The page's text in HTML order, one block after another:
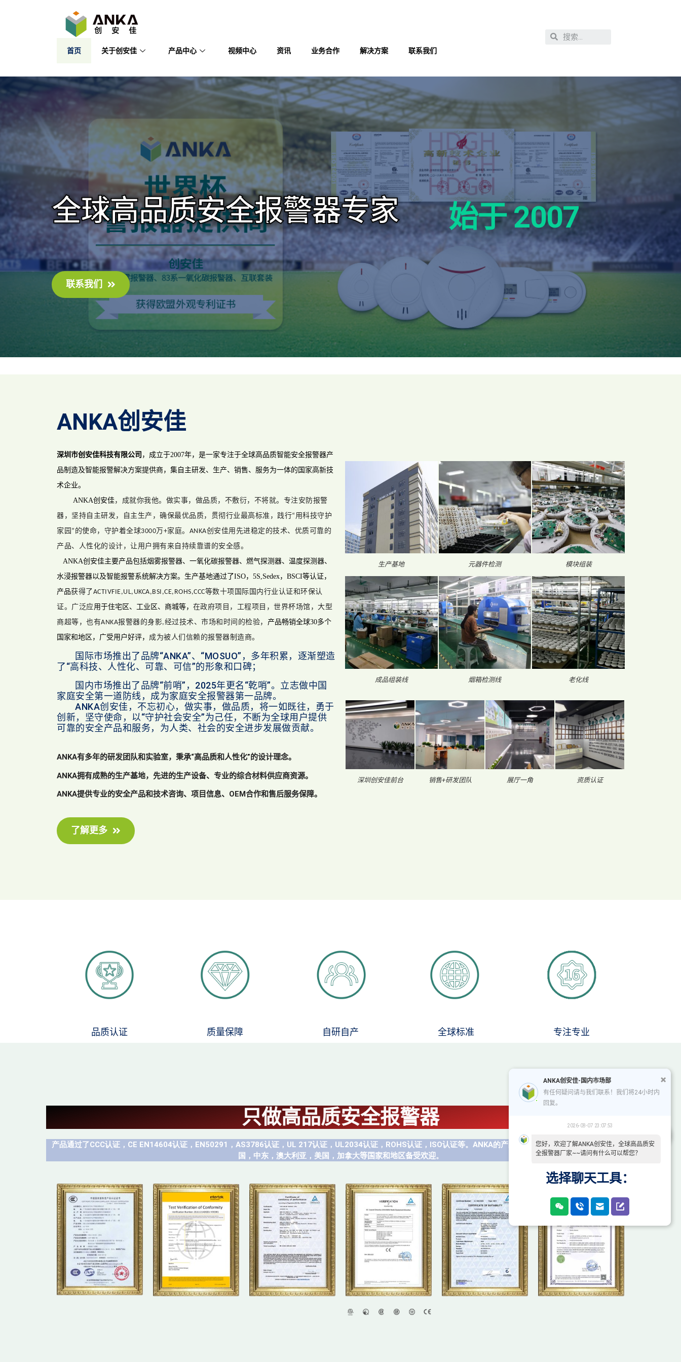
首页 关于创安佳 产品中心 视频中心 资讯 业务合作 解决方案 联系我们
全球高品质安全报警器专家
联系我们
始于 2007
ANKA创安佳
深圳市创安佳科技有限公司 ，成立于2007年，是一家专注于全球高品质智能安全报警器产
品制造及智能报警解决方案提供商，集自主研发、生产、销售、服务为一体的国家高新技
术企业。
ANKA创安佳，成就你我他。 做实事，做品质，不敷衍，不将就。 专注安防报警
器 ，坚持 自主研发，自主生产，确保最优品质，贯彻行业最高标准，践行“ 用科技守护
家园 ” 的使命， 守护着全球3000万 +家庭。 ANKA创安佳用先进稳定的技术、优质可靠的
产品、人性化的设计，让用户拥有来自持续靠谱的安全感。
ANKA创安佳主要产品包括烟雾报警器、一氧化碳报警器、 燃气探测器、 温度探测器、
水浸报警器以及智能报警系统解决方案。 生产基地通过了ISO，5S,Sedex， BSCI等认证，
产品获得了ACTIVFIE,UL,UKCA,BSI,CE,ROHS,CCC等数十项国际国内行业认证和环保认
证。广泛应用于住宅区、 工业区 、 商城等， 在政府项目，工程项目，世界杯场馆，大型
商超等，也有ANKA报警器的身影,经过技术、市场和时间的检验， 产品畅销全球30多个
国家和地区，广受用户好评， 成为被人们信赖的报警器制造商。
国际市场推出了品牌“ANKA”、“MOSUO”，多年积累，逐渐塑造
了“高科技、人性化、可靠、可信”的形象和口碑；
国内市场推出了品牌“前哨”，2025年更名“乾哨”。立志做中国
家庭安全第一道防线，成为家庭安全报警器第一品牌。
ANKA创安佳，不忘初心，做实事，做品质，将一如既往，勇于
创新，坚守使命，以“守护社会安全”为己任，不断为全球用户提供
可靠的安全产品和服务，为人类、社会的安全进步发展做贡献。
ANKA有多年的研发团队和实验室，秉承“高品质和人性化”的设计理念。
ANKA拥有成熟的生产基地，先进的生产设备、专业的综合材料供应商资源。
ANKA提供专业的安全产品和技术咨询、项目信息、OEM合作和售后服务保障。
了解更多
生产基地 元器件检测 模块组装
成品组装线 烟箱检测线 老化线
深圳创安佳前台 销售+研发团队 展厅一角 资质认证
品质认证 质量保障 自研自产 全球标准 专注专业
只做高品质安全报警器
产品通过了CCC认证，CE EN14604认证，EN50291，AS3786认证，UL 217认证，UL2034认证，ROHS认证，ISO认证等。ANKA的产品销往世界各地，在国内，欧洲，英
国，中东，澳大利亚，美国，加拿大等国家和地区备受欢迎。
ANKA创安佳-国内市场部
有任何疑问请与我们联系！我们将24小时内
回复。
2026-08-07 23:07:53
您好，欢迎了解ANKA创安佳，全球高品质安
全报警器厂家~~请问有什么可以帮您？
选择聊天工具：